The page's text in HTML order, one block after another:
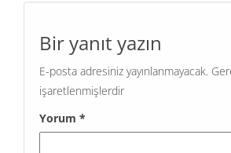
Bir yanıt yazın
E-posta adresiniz yayınlanmayacak.
işaretlenmişlerdir
Yorum *